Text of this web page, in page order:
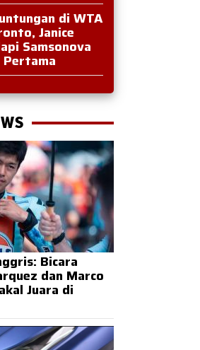
di WTA
Janice
Samsonova
Bicara
dan Marco
Juara di